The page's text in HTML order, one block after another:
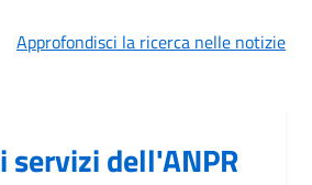
Approfondisci la ricerca nelle notizie
servizi dell'ANPR